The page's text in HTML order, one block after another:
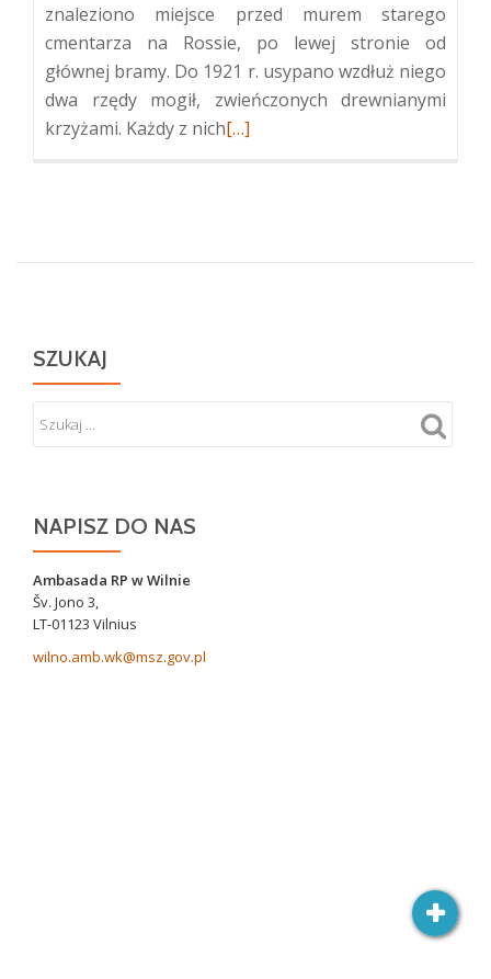
znaleziono miejsce przed murem starego
cmentarza na Rossie, po lewej stronie od
głównej bramy. Do 1921 r. usypano wzdłuż niego
dwa rzędy mogił, zwieńczonych drewnianymi
krzyżami. Każdy z nichWięcej
Rossie
Syna
[…]
SZUKAJ
NAPISZ DO NAS
Ambasada RP w Wilnie
Šv. Jono 3,
LT-01123 Vilnius
wilno.amb.wk@msz.gov.pl